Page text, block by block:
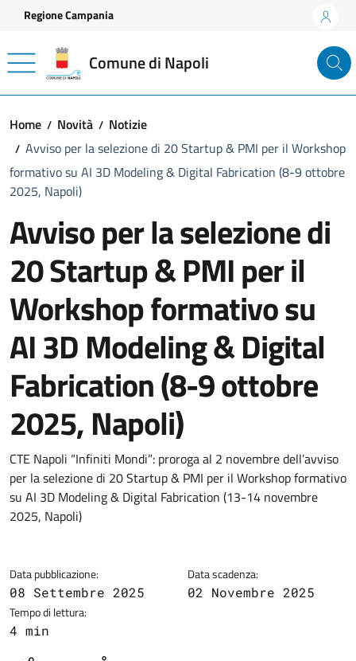
Vai ai contenuti
Vai al footer
Regione Campania
Comune di Napoli
Home Novità
Notizie
Avviso per la selezione di 20 Startup & PMI per il Workshop
formativo su AI 3D Modeling & Digital Fabrication (8-9 ottobre
2025, Napoli)
Avviso per la selezione di
20 Startup & PMI per il
Workshop formativo su
AI 3D Modeling & Digital
Fabrication (8-9 ottobre
2025, Napoli)
Dettagli della notizia
CTE Napoli “Infiniti Mondi”: proroga al 2 novembre dell’avviso
per la selezione di 20 Startup & PMI per il Workshop formativo
su AI 3D Modeling & Digital Fabrication (13-14 novembre
2025, Napoli)
Data pubblicazione:
08 Settembre 2025
Data scadenza:
02 Novembre 2025
Tempo di lettura:
4 min